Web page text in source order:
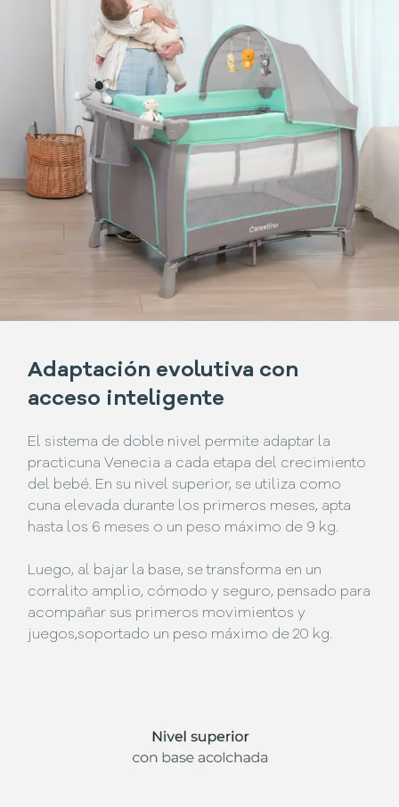
Adaptación evolutiva con
acceso inteligente
El sistema de doble nivel permite adaptar la
practicuna Venecia a cada etapa del crecimiento
del bebé. En su nivel superior, se utiliza como
cuna elevada durante los primeros meses, apta
hasta los 6 meses o un peso máximo de 9 kg.
Luego, al bajar la base, se transforma en un
corralito amplio, cómodo y seguro, pensado para
acompañar sus primeros movimientos y
juegos,soportado un peso máximo de 20 kg.